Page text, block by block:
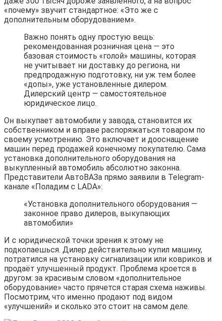
«почему» звучит стандартное: «Это же с
дополнительным оборудованием».
Важно понять одну простую вещь:
рекомендованная розничная цена — это
базовая стоимость «голой» машины, которая
не учитывает ни доставку до региона, ни
предпродажную подготовку, ни уж тем более
«допы», уже установленные дилером.
Дилерский центр — самостоятельное
юридическое лицо.
Он выкупает автомобили у завода, становится их
собственником и вправе распоряжаться товаром по
своему усмотрению. Это включает и дооснащение
машин перед продажей конечному покупателю. Сама
установка дополнительного оборудования на
выкупленный автомобиль абсолютно законна.
Представители АвтоВАЗа прямо заявили в Telegram-
канале «Поладим с LADA»:
«Установка дополнительного оборудования —
законное право дилеров, выкупающих
автомобили»
И с юридической точки зрения к этому не
подкопаешься. Дилер действительно купил машину,
потратился на установку сигнализации или ковриков и
продаёт улучшенный продукт. Проблема кроется в
другом: за красивым словом «дополнительное
оборудование» часто прячется старая схема наживы.
Посмотрим, что именно продают под видом
«улучшений» и сколько это стоит на самом деле.